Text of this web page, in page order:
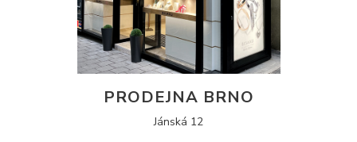
PRODEJNA BRNO
Jánská 12